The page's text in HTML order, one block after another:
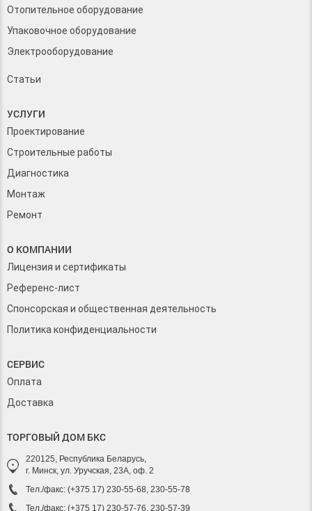
Отопительное оборудование
Упаковочное оборудование
Электрооборудование
Статьи
УСЛУГИ
Проектирование
Строительные работы
Диагностика
Монтаж
Ремонт
О КОМПАНИИ
Лицензия и сертификаты
Референс-лист
Спонсорская и общественная деятельность
Политика конфиденциальности
СЕРВИС
Оплата
Доставка
ТОРГОВЫЙ ДОМ БКС
220125, Республика Беларусь,
г. Минск, ул. Уручская, 23А, оф. 2
Тел./факс: (+375 17) 230-55-68, 230-55-78
Тел./факс: (+375 17) 230-57-76, 230-57-39